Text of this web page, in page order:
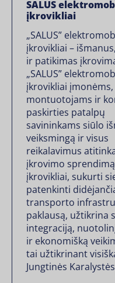
SALUS
įkrovikliai
„SALUS”
įkrovikliai –
ir patikimas
„SALUS”
įkrovikliai įmonėms,
montuotojams ir
paskirties patalpų
savininkams siūlo
veiksmingą ir visus
reikalavimus
įkrovimo
įkrovikliai, sukurti
patenkinti
transporto
paklausą, užtikrina
integraciją,
ir ekonomišką
tai užtikrinant
Jungtinės